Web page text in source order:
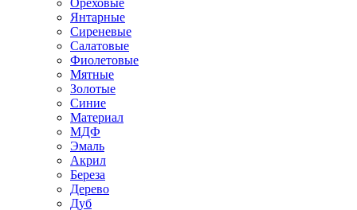
Ореховые
Янтарные
Сиреневые
Салатовые
Фиолетовые
Мятные
Золотые
Синие
Материал
МДФ
Эмаль
Акрил
Береза
Дерево
Дуб